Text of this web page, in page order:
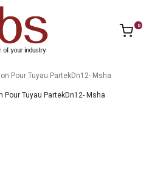
0
Pour Tuyau PartekDn12- Msha